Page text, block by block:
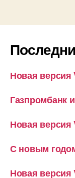
Новая версия
Газпромбанк
Новая версия
С новым
Новая версия